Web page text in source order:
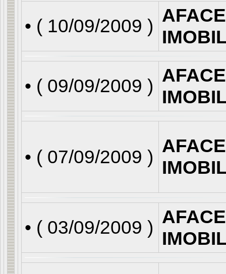
• ( 10/09/2009 )
• ( 09/09/2009 )
• ( 07/09/2009 )
• ( 03/09/2009 )